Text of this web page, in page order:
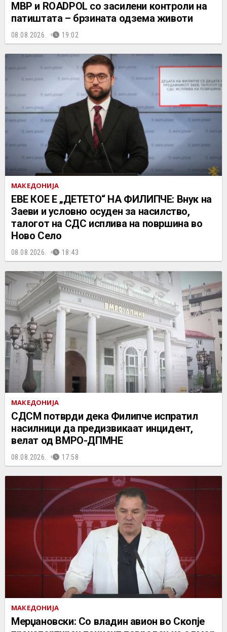
МВР и ROADPOL со засилени контроли на
патиштата – брзината одзема животи
08.08.2026. 19:02
МАКЕДОНИЈА
ЕВЕ КОЕ Е „ДЕТЕТО“ НА ФИЛИПЧЕ: Внук на
Заеви и условно осуден за насилство,
талогот на СДС исплива на површина во
Ново Село
08.08.2026. 18:43
МАКЕДОНИЈА
СДСМ потврди дека Филипче испратил
насилници да предизвикаат инцидент,
велат од ВМРО-ДПМНЕ
08.08.2026. 17:58
МАКЕДОНИЈА
Мерџановски: Со владин авион во Скопје